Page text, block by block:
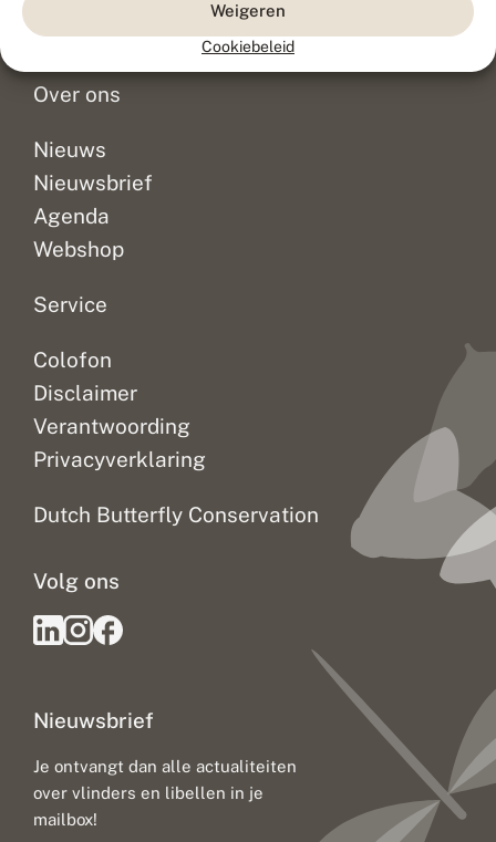
Weigeren
Cookiebeleid
Doneer
Over ons
Nieuws
Nieuwsbrief
Agenda
Webshop
Service
Colofon
Disclaimer
Verantwoording
Privacyverklaring
Dutch Butterfly Conservation
Nieuwsbrief
Je ontvangt dan alle actualiteiten
over vlinders en libellen in je
mailbox!
Volg ons